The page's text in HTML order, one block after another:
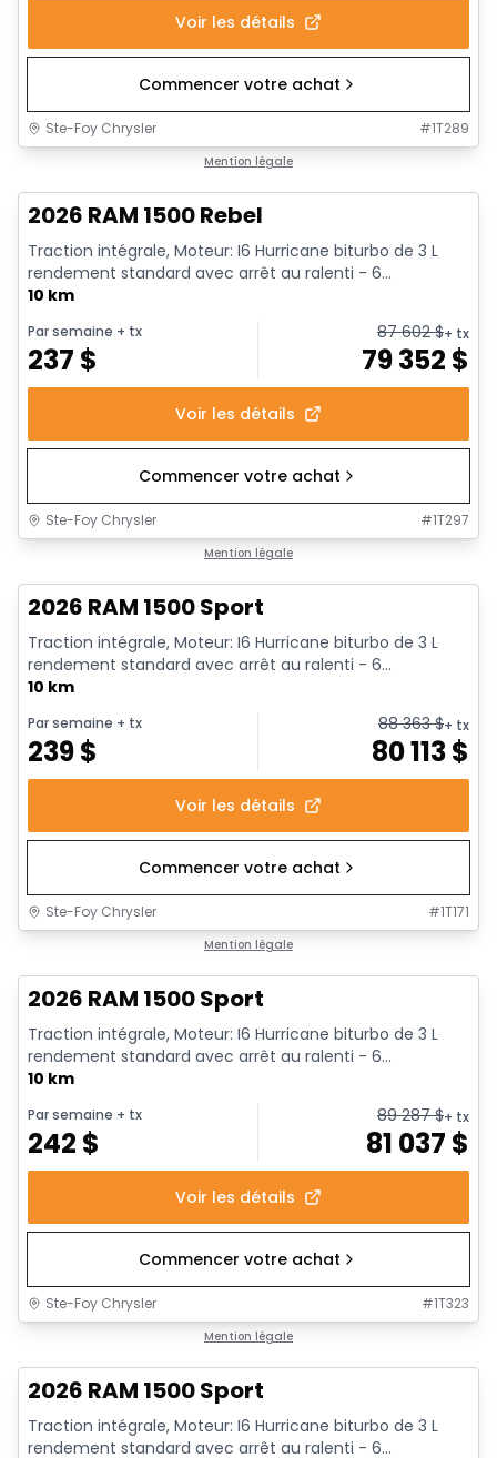
Voir les détails
Commencer votre achat
Ste-Foy Chrysler #1T289
Mention légale
2026 RAM 1500 Rebel
Traction intégrale, Moteur: I6 Hurricane biturbo de 3 L
rendement standard avec arrêt au ralenti - 6...
10 km
Par semaine + tx
237 $
87 602$+ tx
79 352 $
Voir les détails
Commencer votre achat
Ste-Foy Chrysler #1T297
Mention légale
2026 RAM 1500 Sport
Traction intégrale, Moteur: I6 Hurricane biturbo de 3 L
rendement standard avec arrêt au ralenti - 6...
10 km
Par semaine + tx
239$
88 363$+ tx
80 113$
Voir les détails
Commencer votre achat
Ste-Foy Chrysler #1T171
Mention légale
2026 RAM 1500 Sport
Traction intégrale, Moteur: I6 Hurricane biturbo de 3 L
rendement standard avec arrêt au ralenti - 6...
10 km
Par semaine + tx
242 $
89 287$+ tx
81 037 $
Voir les détails
Commencer votre achat
Ste-Foy Chrysler #1T323
Mention légale
2026 RAM 1500 Sport
Traction intégrale, Moteur: I6 Hurricane biturbo de 3 L
rendement standard avec arrêt au ralenti - 6...